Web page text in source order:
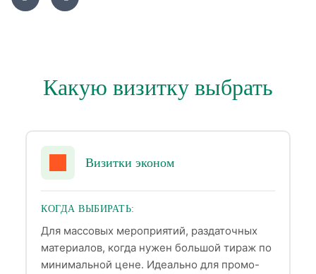
Какую визитку выбрать
Визитки эконом
КОГДА ВЫБИРАТЬ:
Для массовых мероприятий, раздаточных
материалов, когда нужен большой тираж по
минимальной цене. Идеально для промо-